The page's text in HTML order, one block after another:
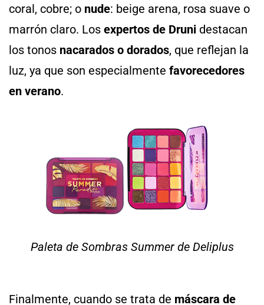
coral, cobre; o nude: beige arena, rosa suave o
marrón claro. Los expertos de Druni destacan
los tonos nacarados o dorados, que reflejan la
luz, ya que son especialmente favorecedores
en verano.
Paleta de Sombras Summer de Deliplus
Finalmente, cuando se trata de máscara de